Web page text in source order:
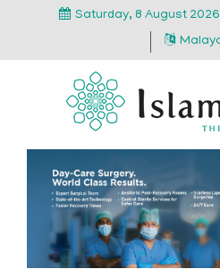
Saturday, 8 August 2026